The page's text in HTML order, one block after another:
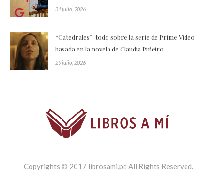
31 julio, 2026
“Catedrales”: todo sobre la serie de Prime Video
basada en la novela de Claudia Piñeiro
29 julio, 2026
Copyrights © 2017 librosami.pe All Rights Reserved.